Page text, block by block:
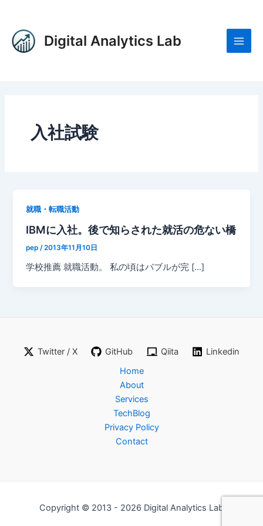
Digital Analytics Lab
入社試験
就職・転職活動
IBMに入社。後で知らされた就活の危ない橋
pep/2013年11月10日
学校推薦 就職活動。 私の頃はバブルが完 […]
Twitter / X GitHub Qiita
Linkedin
Home
About
Services
TechBlog
Privacy Policy
Contact
Copyright © 2013 - 2026 Digital Analytics Lab